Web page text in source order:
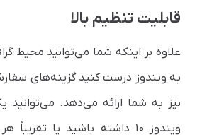
قابلیت تنظیم بالا
علاوه بر اینکه شما می‌توانید محیط
به ویندوز درست کنید گزینه‌های
نیز به شما ارائه می‌دهد. می‌توانید
ویندوز 10 داشته باشید یا تقریباً هر عنصر